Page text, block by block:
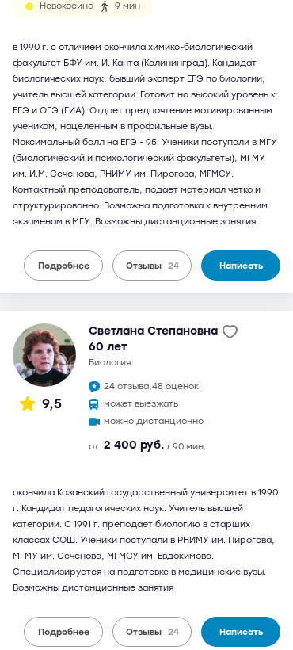
Новокосино 9 мин
в 1990 г. с отличием окончила химико-биологический
факультет БФУ им. И. Канта (Калининград). Кандидат
биологических наук, бывший эксперт ЕГЭ по биологии,
учитель высшей категории. Готовит на высокий уровень к
ЕГЭ и ОГЭ (ГИА). Отдает предпочтение мотивированным
ученикам, нацеленным в профильные вузы.
Максимальный балл на ЕГЭ - 95. Ученики поступали в МГУ
(биологический и психологический факультеты), МГМУ
им. И.М. Сеченова, РНИМУ им. Пирогова, МГМСУ.
Контактный преподаватель, подает материал четко и
структурированно. Возможна подготовка к внутренним
экзаменам в МГУ. Возможны дистанционные занятия
Подробнее Отзывы 24 Написать
9,5
Светлана Степановна
60 лет
биология
24 отзыва,48 оценок
может выезжать
можно дистанционно
от 2 400 руб. / 90 мин.
окончила Казанский государственный университет в 1990
г. Кандидат педагогических наук. Учитель высшей
категории. С 1991 г. преподает биологию в старших
классах СОШ. Ученики поступали в РНИМУ им. Пирогова,
МГМУ им. Сеченова, МГМСУ им. Евдокимова.
Специализируется на подготовке в медицинские вузы.
Возможны дистанционные занятия
Подробнее Отзывы 24 Написать